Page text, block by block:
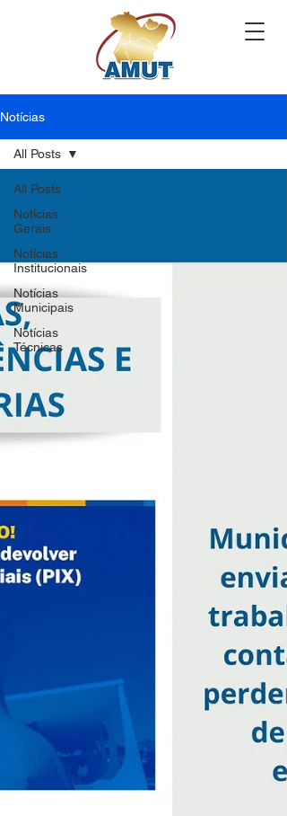
Notícias
All Posts
Notícias
Gerais
Notícias
Institucionais
Notícias
Municipais
Notícias
Técnicas
All Posts